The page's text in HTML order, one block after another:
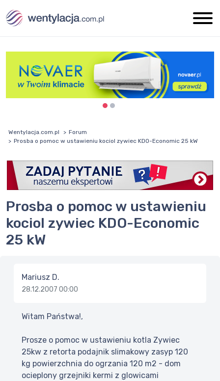
Wentylacja.com.pl
Forum
Prosba o pomoc w ustawieniu kociol zywiec KDO-Economic 25 kW
Prosba o pomoc w ustawieniu
kociol zywiec KDO-Economic
25 kW
Mariusz D.
28.12.2007 00:00
Witam Państwa!,
Prosze o pomoc w ustawieniu kotla Zywiec
25kw z retorta podajnik slimakowy zasyp 120
kg powierzchnia do ogrzania 120 m2 - dom
ocieplony grzejniki kermi z glowicami